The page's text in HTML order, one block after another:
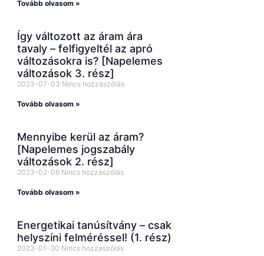
Tovább olvasom »
Így változott az áram ára
tavaly – felfigyeltél az apró
változásokra is? [Napelemes
változások 3. rész]
2023-07-03 Nincs hozzászólás
Tovább olvasom »
Mennyibe kerül az áram?
[Napelemes jogszabály
változások 2. rész]
2023-02-06 Nincs hozzászólás
Tovább olvasom »
Energetikai tanúsítvány – csak
helyszíni felméréssel! (1. rész)
2023-01-30 Nincs hozzászólás